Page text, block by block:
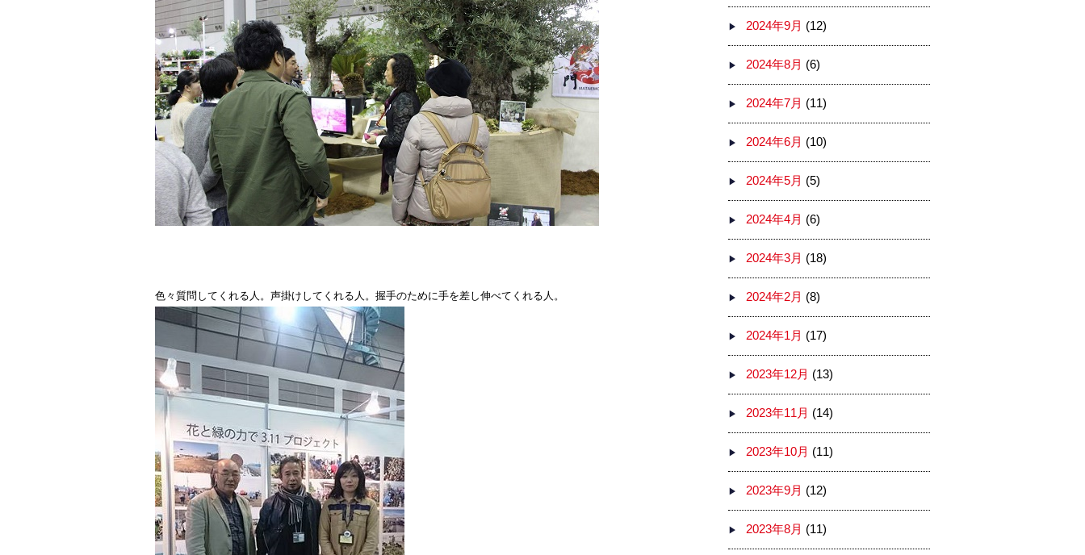
色々質問してくれる人。声掛けしてくれる人。握手のために手を差し伸べてくれる人。
2024年9月 (12)
2024年8月 (6)
2024年7月 (11)
2024年6月 (10)
2024年5月 (5)
2024年4月 (6)
2024年3月 (18)
2024年2月 (8)
2024年1月 (17)
2023年12月 (13)
2023年11月 (14)
2023年10月 (11)
2023年9月 (12)
2023年8月 (11)